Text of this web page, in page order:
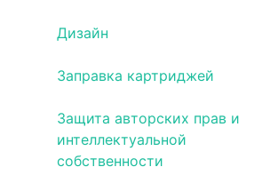
Дизайн
Заправка картриджей
Защита авторских прав и
интеллектуальной
собственности